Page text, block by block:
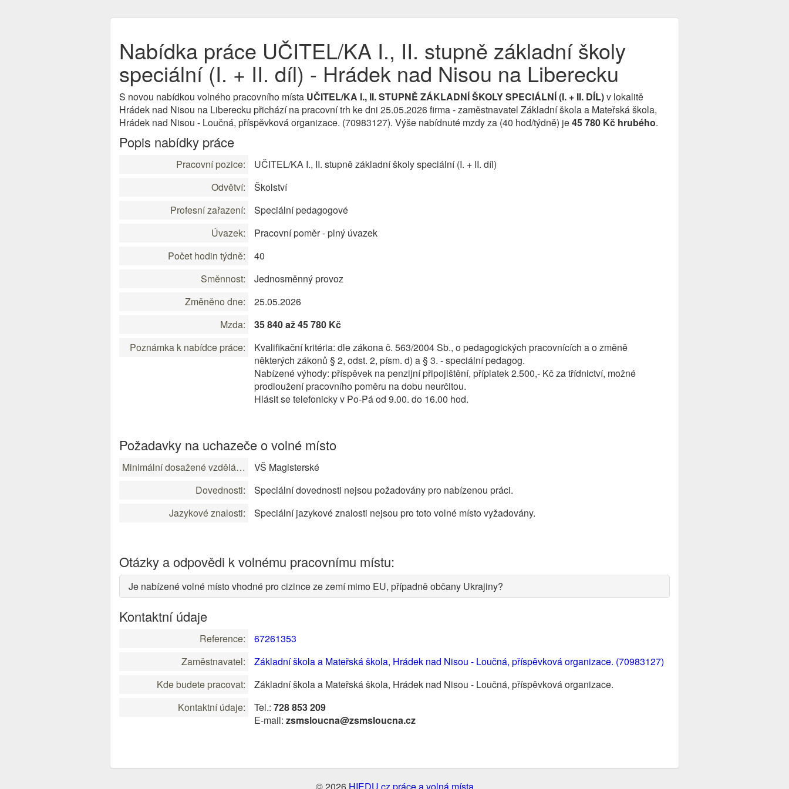
Nabídka práce UČITEL/KA I., II. stupně základní školy
speciální (I. + II. díl) - Hrádek nad Nisou na Liberecku
S novou nabídkou volného pracovního místa UČITEL/KA I., II. STUPNĚ ZÁKLADNÍ ŠKOLY SPECIÁLNÍ (I. + II. DÍL)v lokalitě
Hrádek nad Nisou na Liberecku přichází na pracovní trh ke dni 25.05.2026 firma - zaměstnavatel Základní škola a Mateřská škola,
Hrádek nad Nisou - Loučná, příspěvková organizace. (70983127). Výše nabídnuté mzdy za (40 hod/týdně) je45 780 Kč hrubého.
Popis nabídky práce
Pracovní pozice:
UČITEL/KA I., II. stupně základní školy speciální (I. + II. díl)
Odvětví:
Školství
Profesní zařazení:
Speciální pedagogové
Úvazek:
Pracovní poměr - plný úvazek
Počet hodin týdně:
40
Směnnost:
Jednosměnný provoz
Změněno dne:
25.05.2026
Mzda:
35 840 až 45 780 Kč
Poznámka k nabídce práce:
Kvalifikační kritéria: dle zákona č. 563/2004 Sb., o pedagogických pracovnících a o změně
některých zákonů § 2, odst. 2, písm. d) a § 3. - speciální pedagog.
Nabízené výhody: příspěvek na penzijní připojištění, příplatek 2.500,- Kč za třídnictví, možné
prodloužení pracovního poměru na dobu neurčitou.
Hlásit se telefonicky v Po-Pá od 9.00. do 16.00 hod.
Požadavky na uchazeče o volné místo
Minimální dosažené vzdělání:
VŠ Magisterské
Dovednosti:
Speciální dovednosti nejsou požadovány pro nabízenou práci.
Jazykové znalosti:
Speciální jazykové znalosti nejsou pro toto volné místo vyžadovány.
Otázky a odpovědi k volnému pracovnímu místu:
Je nabízené volné místo vhodné pro cizince ze zemí mimo EU, případně občany Ukrajiny?
Kontaktní údaje
Reference:
67261353
Zaměstnavatel:
Základní škola a Mateřská škola, Hrádek nad Nisou - Loučná, příspěvková organizace. (70983127)
Kde budete pracovat:
Základní škola a Mateřská škola, Hrádek nad Nisou - Loučná, příspěvková organizace.
Kontaktní údaje:
Tel.: 728 853 209
E-mail: zsmsloucna@zsmsloucna.cz